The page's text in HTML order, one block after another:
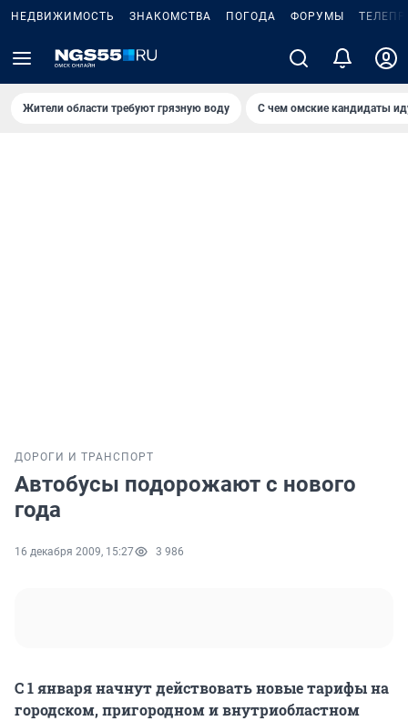
НЕДВИЖИМОСТЬ ЗНАКОМСТВА ПОГОДА ФОРУМЫ
Жители области требуют грязную воду С чем омские кандидаты
ДОРОГИ И ТРАНСПОРТ
Автобусы подорожают с нового
года
16 декабря 2009, 15:27 3 986
С 1 января начнут действовать новые тарифы на
городском, пригородном и внутриобластном